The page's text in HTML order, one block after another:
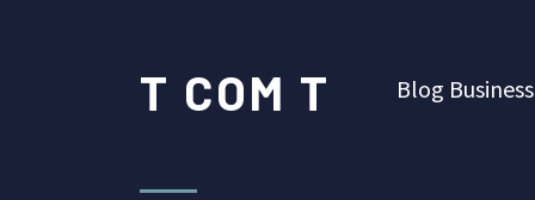
T COM T Blog Business